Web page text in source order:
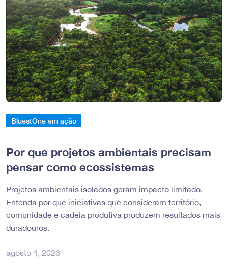
BluestOne em ação
Por que projetos ambientais precisam
pensar como ecossistemas
Projetos ambientais isolados geram impacto limitado.
Entenda por que iniciativas que consideram território,
comunidade e cadeia produtiva produzem resultados mais
duradouros.
agosto 4, 2026